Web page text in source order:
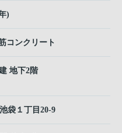
)
コンクリート
地下2階
袋 １丁目20-9